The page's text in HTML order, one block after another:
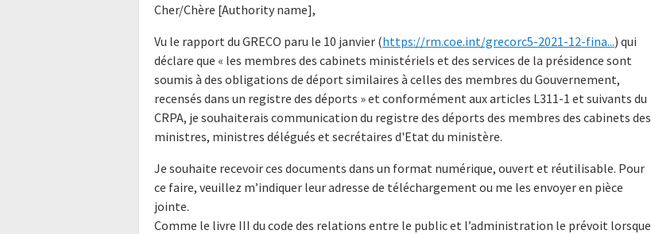
Cher/Chère [Authority name],
Vu le rapport du GRECO paru le 10 janvier (https://rm.coe.int/grecorc5-2021-12-fina...) qui
déclare que « les membres des cabinets ministériels et des services de la présidence sont
soumis à des obligations de déport similaires à celles des membres du Gouvernement,
recensés dans un registre des déports » et conformément aux articles L311-1 et suivants du
CRPA, je souhaiterais communication du registre des déports des membres des cabinets des
ministres, ministres délégués et secrétaires d'Etat du ministère.
Je souhaite recevoir ces documents dans un format numérique, ouvert et réutilisable. Pour
ce faire, veuillez m’indiquer leur adresse de téléchargement ou me les envoyer en pièce
jointe.
Comme le livre III du code des relations entre le public et l’administration le prévoit lorsque